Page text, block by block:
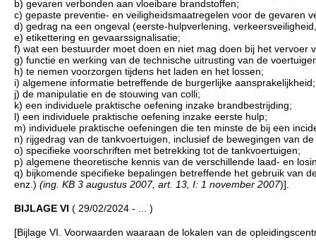
b) gevaren verbonden aan vloeibare brandstoffen;
c) gepaste preventie- en veiligheidsmaatregelen voor de gevaren
d) gedrag na een ongeval (eerste-hulpverlening,
e) etikettering en gevaarssignalisatie;
f) wat een bestuurder moet doen en niet mag doen bij het vervoer
g) functie en werking van de technische uitrusting van de
h) te nemen voorzorgen tijdens het laden en het lossen;
i) algemene informatie betreffende de burgerlijke aansprakelijkheid;
j) de manipulatie en de stouwing van colli;
k) een individuele praktische oefening inzake brandbestrijding;
l) een individuele praktische oefening inzake eerste hulp;
m) individuele praktische oefeningen die ten minste de bij een
n) rijgedrag van de tankvoertuigen, inclusief de bewegingen van
o) specifieke voorschriften met betrekking tot de tankvoertuigen;
p) algemene theoretische kennis van de verschillende laad- en
q) bijkomende specifieke bepalingen betreffende het gebruik van
enz.) (ing. KB 3 augustus 2007, art. 13, I: 1 november 2007)].
BIJLAGE VI ( 29/02/2024 - ... )
[Bijlage VI. Voorwaarden waaraan de lokalen van de